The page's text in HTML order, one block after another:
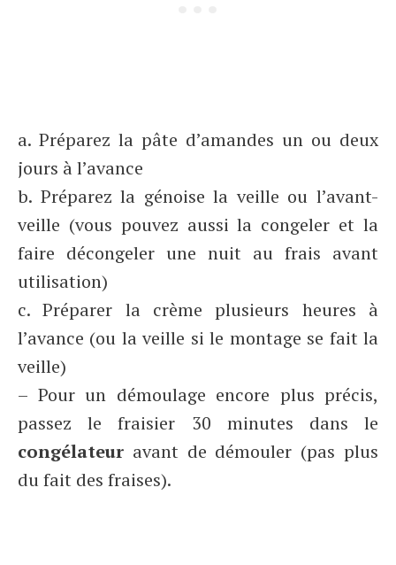
a. Préparez la pâte d’amandes un ou deux
jours à l’avance
b. Préparez la génoise la veille ou l’avant-
veille (vous pouvez aussi la congeler et la
faire décongeler une nuit au frais avant
utilisation)
c. Préparer la crème plusieurs heures à
l’avance (ou la veille si le montage se fait la
veille)
– Pour un démoulage encore plus précis,
passez le fraisier 30 minutes dans le
congélateur avant de démouler (pas plus
du fait des fraises).